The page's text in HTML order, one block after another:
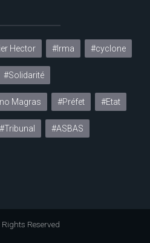
Hector #Irma #cyclone
#Solidarité
Magras #Préfet #Etat
#Tribunal #ASBAS
Rights Reserved